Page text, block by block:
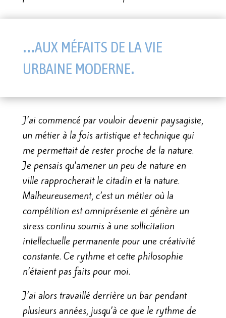
…aux méfaits de la vie
urbaine moderne.
J’ai commencé par vouloir devenir paysagiste,
un métier à la fois artistique et technique qui
me permettait de rester proche de la nature.
Je pensais qu’amener un peu de nature en
ville rapprocherait le citadin et la nature.
Malheureusement, c’est un métier où la
compétition est omniprésente et génère un
stress continu soumis à une sollicitation
intellectuelle permanente pour une créativité
constante. Ce rythme et cette philosophie
n’étaient pas faits pour moi.
J’ai alors travaillé derrière un bar pendant
plusieurs années, jusqu’à ce que le rythme de